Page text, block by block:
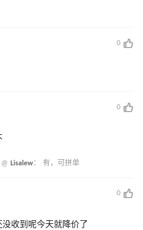
0
0
Lisalew： 有，可拼单
0
收到呢今天就降价了